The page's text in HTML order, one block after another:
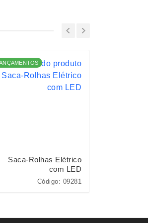
Saca-Rolhas Elétrico
com LED
Código: 09281